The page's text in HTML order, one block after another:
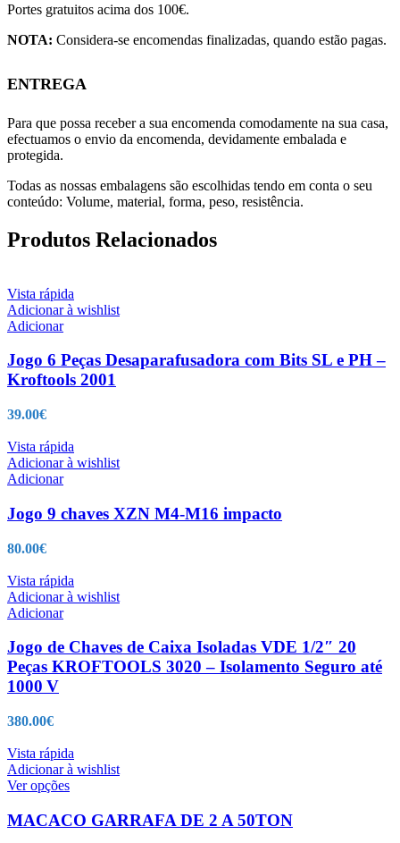
Portes gratuitos acima dos 100€.
NOTA: Considera-se encomendas finalizadas, quando estão pagas.
ENTREGA
Para que possa receber a sua encomenda comodamente na sua casa,
efectuamos o envio da encomenda, devidamente embalada e
protegida.
Todas as nossas embalagens são escolhidas tendo em conta o seu
conteúdo: Volume, material, forma, peso, resistência.
Produtos Relacionados
Vista rápida
Adicionar à wishlist
Adicionar
Jogo 6 Peças Desaparafusadora com Bits SL e PH –
Kroftools 2001
39.00€
Vista rápida
Adicionar à wishlist
Adicionar
Jogo 9 chaves XZN M4-M16 impacto
80.00€
Vista rápida
Adicionar à wishlist
Adicionar
Jogo de Chaves de Caixa Isoladas VDE 1/2″ 20
Peças KROFTOOLS 3020 – Isolamento Seguro até
1000 V
380.00€
Vista rápida
Adicionar à wishlist
Ver opçõesThis
has
multiple
MACACO GARRAFA DE 2 A 50TON